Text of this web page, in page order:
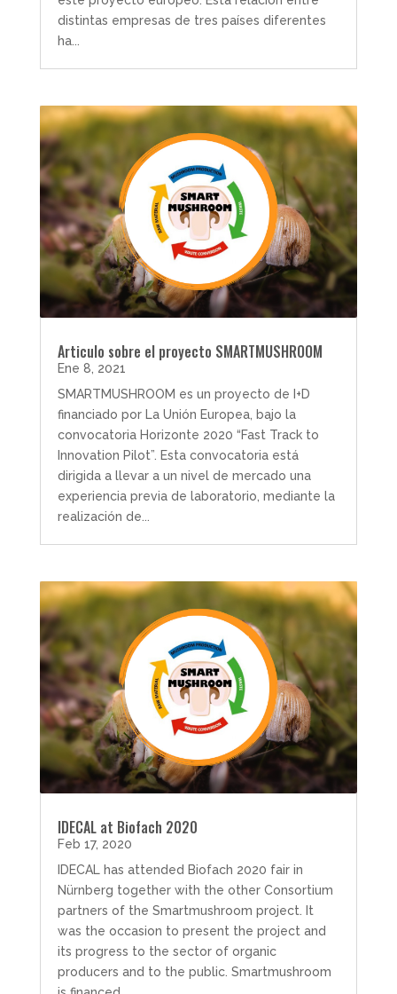
distintas empresas de tres países diferentes
ha...
Articulo sobre el proyecto SMARTMUSHROOM
Ene 8, 2021
SMARTMUSHROOM es un proyecto de I+D
financiado por La Unión Europea, bajo la
convocatoria Horizonte 2020 “Fast Track to
Innovation Pilot”. Esta convocatoria está
dirigida a llevar a un nivel de mercado una
experiencia previa de laboratorio, mediante la
realización de...
IDECAL at Biofach 2020
Feb 17, 2020
IDECAL has attended Biofach 2020 fair in
Nürnberg together with the other Consortium
partners of the Smartmushroom project. It
was the occasion to present the project and
its progress to the sector of organic
producers and to the public. Smartmushroom